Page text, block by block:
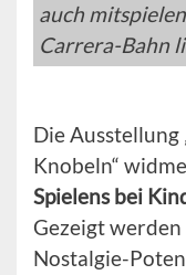
auch
Carrera-Bahn
Die Ausstellung
Knobeln“
Spielens bei
Gezeigt
Nostalgie-